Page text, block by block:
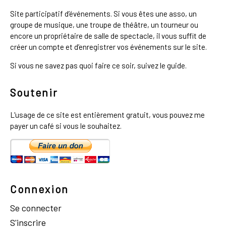
Site participatif d’événements. Si vous êtes une asso, un
groupe de musique, une troupe de théâtre, un tourneur ou
encore un propriétaire de salle de spectacle, il vous suffit de
créer un compte et d’enregistrer vos événements sur le site.
Si vous ne savez pas quoi faire ce soir, suivez le guide.
Soutenir
L'usage de ce site est entièrement gratuit, vous pouvez me
payer un café si vous le souhaitez.
Connexion
Se connecter
S'inscrire